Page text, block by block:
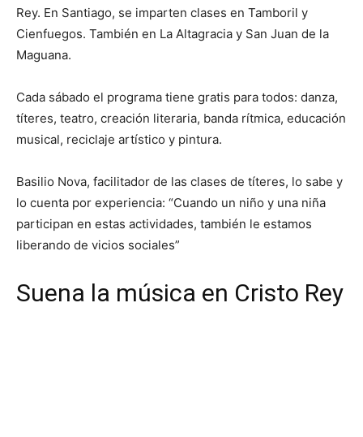
Rey. En Santiago, se imparten clases en Tamboril y
Cienfuegos. También en La Altagracia y San Juan de la
Maguana.
Cada sábado el programa tiene gratis para todos: danza,
títeres, teatro, creación literaria, banda rítmica, educación
musical, reciclaje artístico y pintura.
Basilio Nova, facilitador de las clases de títeres, lo sabe y
lo cuenta por experiencia: “Cuando un niño y una niña
participan en estas actividades, también le estamos
liberando de vicios sociales”
Suena la música en Cristo Rey